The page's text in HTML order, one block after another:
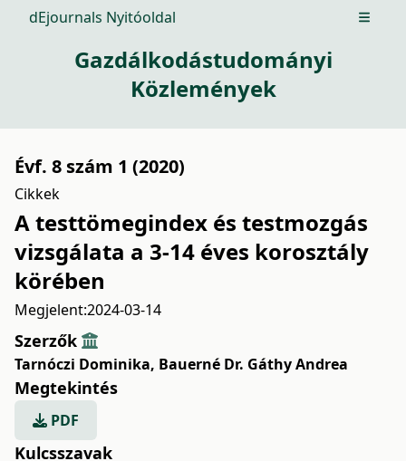
dEjournals Nyitóoldal Open
Gazdálkodástudományi
Közlemények
Évf. 8 szám 1 (2020)
Cikkek
A testtömegindex és testmozgás
vizsgálata a 3-14 éves korosztály
körében
Megjelent:2024-03-14
Szerzők
Tarnóczi Dominika, Bauerné Dr. Gáthy Andrea
Megtekintés
PDF
Kulcsszavak